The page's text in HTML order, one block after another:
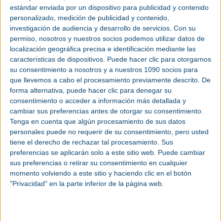
estándar enviada por un dispositivo para publicidad y contenido
personalizado, medición de publicidad y contenido,
investigación de audiencia y desarrollo de servicios. Con su
permiso, nosotros y nuestros socios podemos utilizar datos de
localización geográfica precisa e identificación mediante las
características de dispositivos. Puede hacer clic para otorgarnos
su consentimiento a nosotros y a nuestros 1090 socios para
que llevemos a cabo el procesamiento previamente descrito. De
forma alternativa, puede hacer clic para denegar su
consentimiento o acceder a información más detallada y
cambiar sus preferencias antes de otorgar su consentimiento.
Tenga en cuenta que algún procesamiento de sus datos
personales puede no requerir de su consentimiento, pero usted
tiene el derecho de rechazar tal procesamiento. Sus
preferencias se aplicarán solo a este sitio web. Puede cambiar
sus preferencias o retirar su consentimiento en cualquier
momento volviendo a este sitio y haciendo clic en el botón
"Privacidad" en la parte inferior de la página web.
mundiales, en una superficie de 960 m².
Una de las innovaciones es el Centro de MecanizadoHorizontal MS-320H.
Permite laautomatizaciónde diversas tareas, permitiendo tiempos de
ejecución prolongados sin intervención manual. Además, la disposición
vertical de la mesa y el transportador continuo de virutas garantizan una alta
productividad sin restricciones. Otra ventaja es su reducido tamaño y su
idoneidad para lotes pequeños y grandes.
Los visitantes tendrán la oportunidad de experimentar por primera vez la
versatilidad de configuración del torno horizontal LB4000 EX III en la EMO
2025. Durante la feria, se exhibirá con herramientas de fresado (M), un eje Y
adicional y un subhusillo opcional (W). Este último permite la transferencia
automática de piezas y el mecanizado completo en una sola máquina.
Entre las 13máquinasque Okuma presentará en la EMO se encuentran
varias clásicas mejoradas, cada una con ventajas demostradas en cualquier
entorno de producción. Entre ellas se encuentra la máquina multitarea
MULTUS U3000, capaz de realizar operaciones de mecanizado complejas
con la máxima precisión. Esto es posible gracias al mecanizado flexible de 5
ejes en los husillos principal y secundario, un amplio espacio de trabajo y un
amplio almacén de herramientas con capacidad para hasta 120 herramientas.
Una segunda torreta también reduce los tiempos de ciclo y aumenta la
productividad. En el stand de la feria, se mostrarán en directo diversos
procesos en la máquina, incluyendo la soldadura por fricción y agitación. Esta
tecnología permite la unión perfecta de componentes, aumentando la
flexibilidad y la productividad al eliminar la necesidad de procesos externos.